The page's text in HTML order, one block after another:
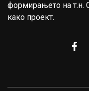
формирањето на т.н.
како проект.